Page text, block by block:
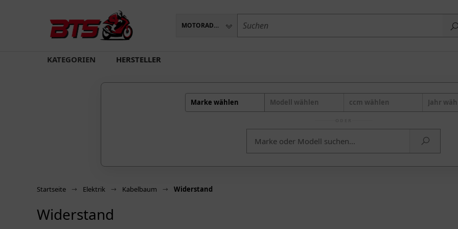
MOTORADTEILE
KATEGORIEN HERSTELLER
Marke wählen Modell wählen ccm wählen Jahr
Startseite Elektrik Kabelbaum Widerstand
Widerstand